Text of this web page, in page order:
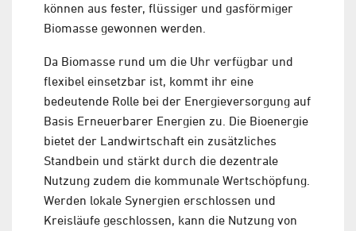
können aus fester, flüssiger und gasförmiger
Biomasse gewonnen werden.
Da Biomasse rund um die Uhr verfügbar und
flexibel einsetzbar ist, kommt ihr eine
bedeutende Rolle bei der Energieversorgung auf
Basis Erneuerbarer Energien zu. Die Bioenergie
bietet der Landwirtschaft ein zusätzliches
Standbein und stärkt durch die dezentrale
Nutzung zudem die kommunale Wertschöpfung.
Werden lokale Synergien erschlossen und
Kreisläufe geschlossen, kann die Nutzung von